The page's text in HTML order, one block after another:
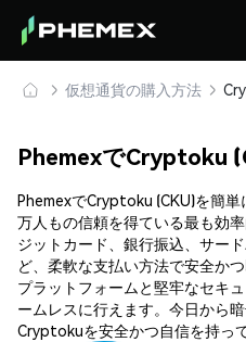
仮想通貨の購入方法
PhemexでCryptoku
PhemexでCryptoku (CKU)を簡
万人もの信頼を得ている最も効
ジットカード、銀行振込、サー
ど、柔軟な支払い方法で安全か
プラットフォームと堅牢なセキ
ームレスに行えます。今日から
Cryptokuを安全かつ自信を持っ